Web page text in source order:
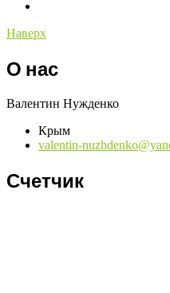
Наверх
О нас
Валентин Нужденко
Крым
valentin-
Счетчик